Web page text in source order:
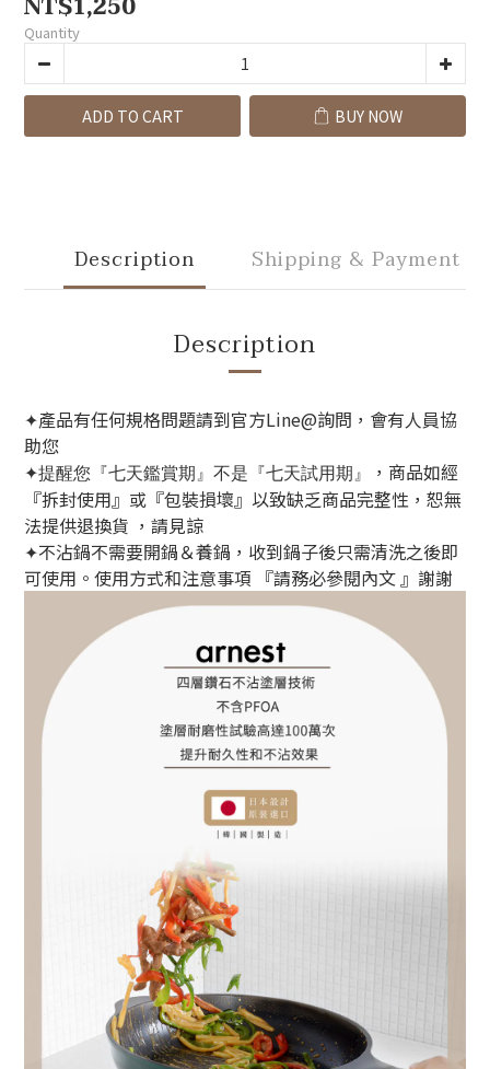
NT$1,250
Quantity
ADD TO CART BUY NOW
Description Shipping & Payment
Description
✦產品有任何規格問題請到官方Line@詢問，會有人員協
助您
✦提醒您『七天鑑賞期』不是『七天試用期』
，商品如經
『拆封使用』或『包裝損壞』以致缺乏商品完整性，恕無
法提供退換貨 ，請見諒
✦不沾鍋不需要開鍋＆養鍋，收到鍋子後只需清洗之後即
可使用。使用方式和注意事項 『請務必參閱內文』謝謝